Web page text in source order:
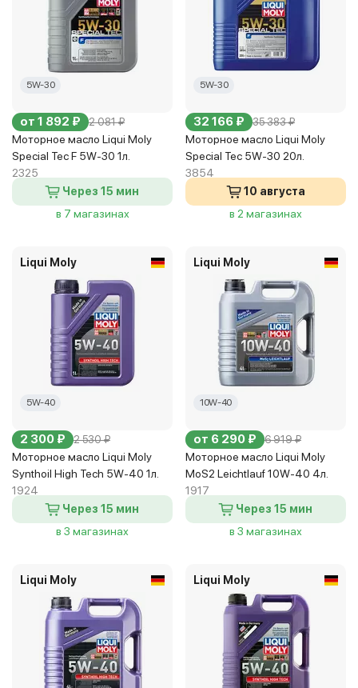
5W-30
от 1 892 ₽ 2 081 ₽
Моторное масло Liqui Moly
Special Tec F 5W-30 1л.
2325
Через 15 мин
в 7 магазинах
5W-30
32 166 ₽ 35 383 ₽
Моторное масло Liqui Moly
Special Tec 5W-30 20л.
3854
10 августа
в 2 магазинах
Liqui Moly
5W-40
2 300 ₽ 2 530 ₽
Моторное масло Liqui Moly
Synthoil High Tech 5W-40 1л.
1924
Через 15 мин
в 3 магазинах
Liqui Moly
10W-40
от 6 290 ₽ 6 919 ₽
Моторное масло Liqui Moly
MoS2 Leichtlauf 10W-40 4л.
1917
Через 15 мин
в 3 магазинах
Liqui Moly Liqui Moly